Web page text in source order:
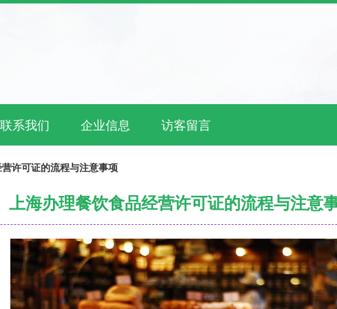
联系我们 企业信息 访客留言
营许可证的流程与注意事项
上海办理餐饮食品经营许可证的流程与注意